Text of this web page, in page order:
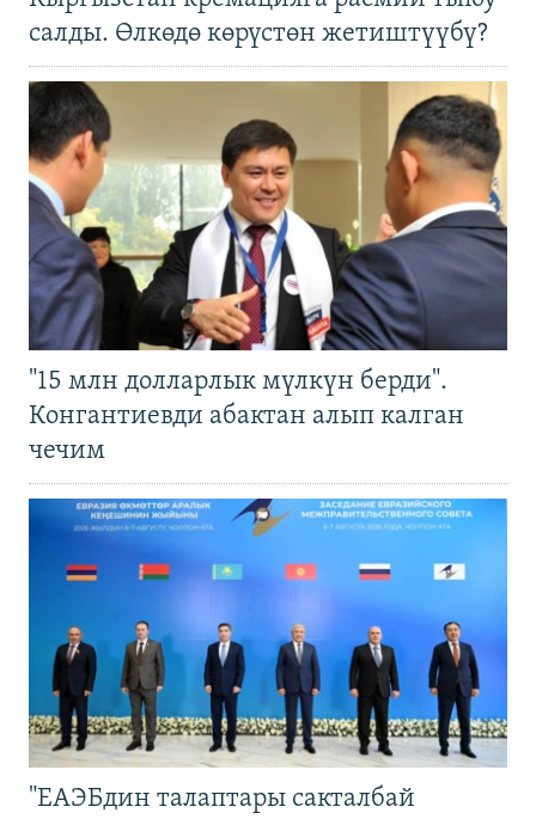
салды. Өлкөдө көрүстөн жетиштүүбү?
"15 млн долларлык мүлкүн берди".
Конгантиевди абактан алып калган
чечим
"ЕАЭБдин талаптары сакталбай